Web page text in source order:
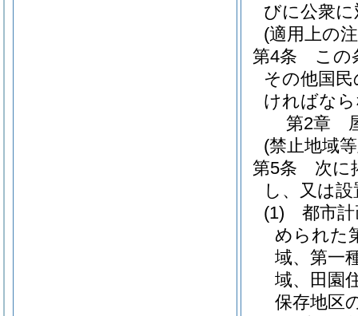
びに公衆
(適用上の
第4条
この
その他国
ければな
第2章
(禁止地域
第5条
次に
し、又は
(1)
都市
められた
域、第一
域、田園
保存地区